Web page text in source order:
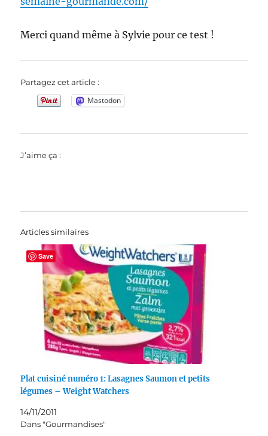
Merci quand même à Sylvie pour ce test !
Partagez cet article :
Mastodon
J’aime ça :
Articles similaires
Plat cuisiné numéro 1: Lasagnes Saumon et petits
légumes – Weight Watchers
14/11/2011
Dans "Gourmandises"
Save